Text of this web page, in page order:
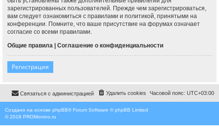
зарегистрированных пользователей. Прежде чем зарегистрироваться,
вам следует ознакомиться с правилами и политикой, принятыми на
конференции. Помните, что ваше присутствие на форумах означает
согласие со всеми правилами.
Общие правила | Соглашение о конфиденциальности
Регистрация
Часовой пояс: UTC+03:00
Удалить cookies
Связаться с администрацией
Создано на основе phpBB® Forum Software © phpBB Limited
© 2018 PROMonino.ru